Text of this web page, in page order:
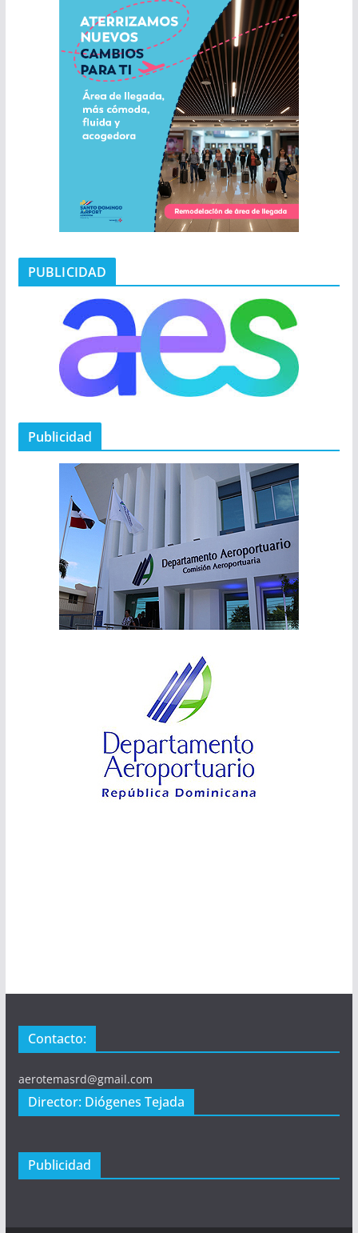
PUBLICIDAD
Publicidad
Contacto:
aerotemasrd@gmail.com
Director: Diógenes Tejada
Publicidad